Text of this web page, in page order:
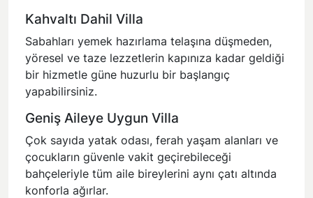
Kahvaltı Dahil Villa
Sabahları yemek hazırlama telaşına düşmeden,
yöresel ve taze lezzetlerin kapınıza kadar geldiği
bir hizmetle güne huzurlu bir başlangıç
yapabilirsiniz.
Geniş Aileye Uygun Villa
Çok sayıda yatak odası, ferah yaşam alanları ve
çocukların güvenle vakit geçirebileceği
bahçeleriyle tüm aile bireylerini aynı çatı altında
konforla ağırlar.